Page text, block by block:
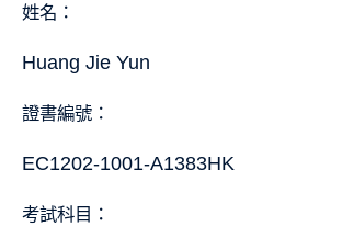
姓名：
Huang Jie Yun
證書編號：
EC1202-1001-A1383HK
考試科目：